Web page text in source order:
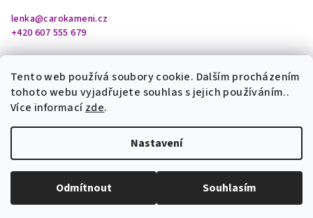
Tento web používá soubory cookie. Dalším procházením
tohoto webu vyjadřujete souhlas s jejich používáním..
Více informacízde.
Nastavení
Odmítnout Souhlasím
lenka@carokameni.cz
+420 607 555 679
Upravit nastavení cookies
Vytvořil Shoptet
Odemknout tajemství krystalů a bonus pro Vás